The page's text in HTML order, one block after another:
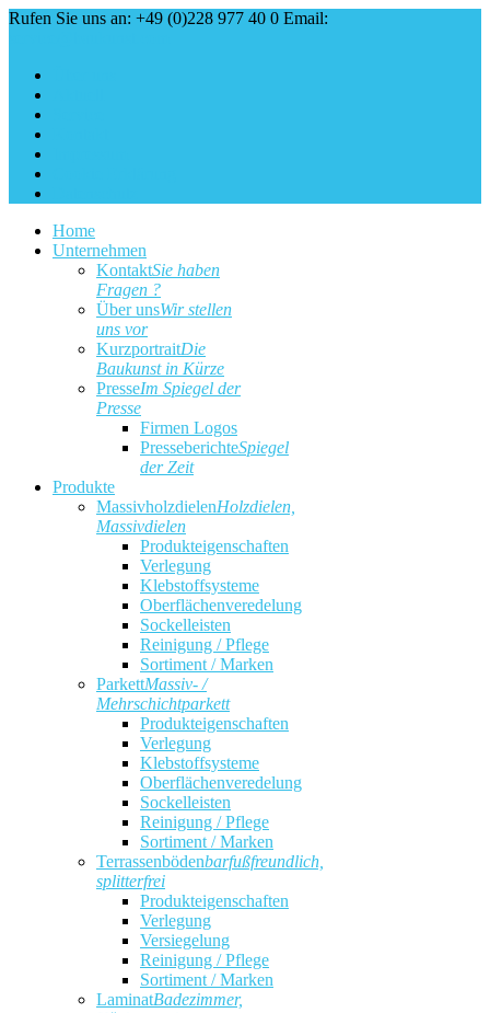
Rufen Sie uns an: +49 (0)228 977 40 0 Email:
Home
Unternehmen
KontaktSie haben
Fragen ?
Über unsWir stellen
uns vor
KurzportraitDie
Baukunst in Kürze
PresseIm Spiegel der
Presse
Firmen Logos
PresseberichteSpiegel
der Zeit
Produkte
MassivholzdielenHolzdielen,
Massivdielen
Produkteigenschaften
Verlegung
Klebstoffsysteme
Oberflächenveredelung
Sockelleisten
Reinigung / Pflege
Sortiment / Marken
ParkettMassiv- /
Mehrschichtparkett
Produkteigenschaften
Verlegung
Klebstoffsysteme
Oberflächenveredelung
Sockelleisten
Reinigung / Pflege
Sortiment / Marken
Terrassenbödenbarfußfreundlich,
splitterfrei
Produkteigenschaften
Verlegung
Versiegelung
Reinigung / Pflege
Sortiment / Marken
LaminatBadezimmer,